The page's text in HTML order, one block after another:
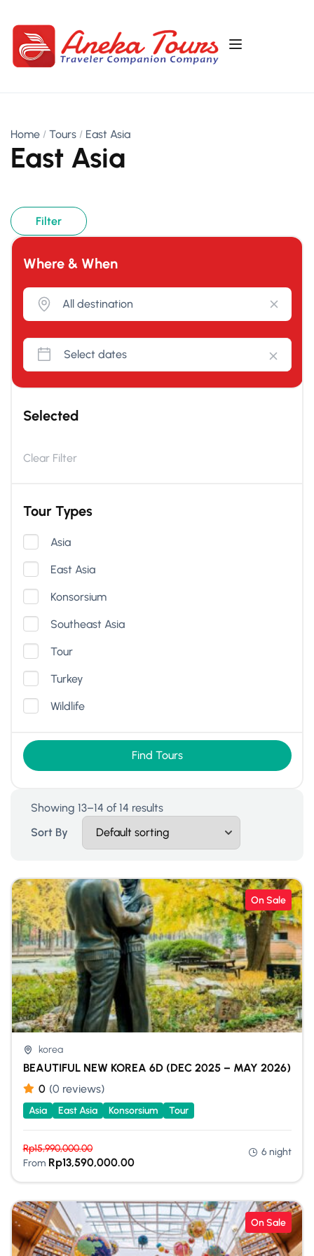
Home Tours East Asia
East Asia
Filter
Where & When
Selected
Clear Filter
Tour Types
Asia
East Asia
Konsorsium
Southeast Asia
Tour
Turkey
Wildlife
Find Tours
Showing 13–14 of 14 results
Sort By
On Sale
korea
BEAUTIFUL NEW KOREA 6D (DEC 2025 – MAY 2026)
0 (0 reviews)
Asia East Asia Konsorsium Tour
Rp15,990,000.00
From Rp13,590,000.00
6 night
On Sale